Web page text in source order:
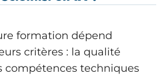
formation dépend
critères : la qualité
compétences techniques